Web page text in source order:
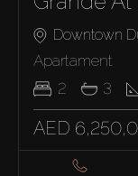
Downtown
Apartament
2
3
AED